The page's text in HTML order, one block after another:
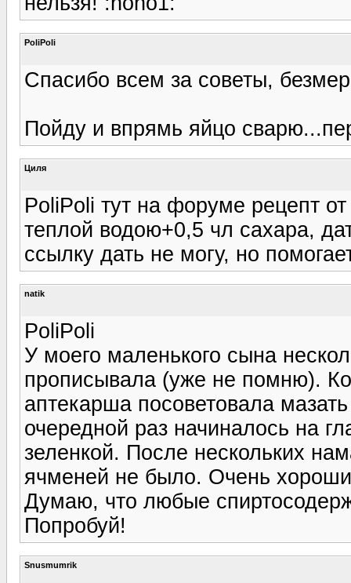
PoliPoli
Спасибо всем за советы,
Пойду и впрямь яйцо
Циля
PoliPoli тут на форуме рецепт
теплой водою+0,5 чл сахара,
ссылку дать не могу, но
natik
PoliPoli
У моего маленького сына
прописывала (уже не помню).
аптекарша посоветовала
очередной раз начиналось на
зеленкой. После нескольких
ячменей не было. Очень
Думаю, что любые
Попробуй!
Snusmumrik